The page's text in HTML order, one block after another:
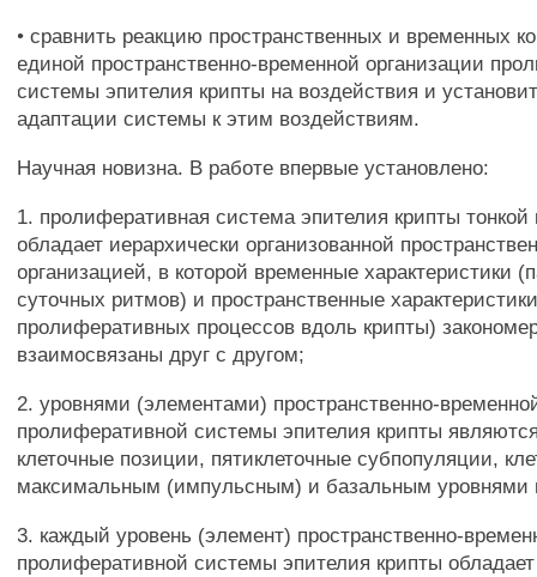
• сравнить реакцию пространственных и временных
единой пространственно-временной организации
системы эпителия крипты на воздействия и
адаптации системы к этим воздействиям.
Научная новизна. В работе впервые установлено:
1. пролиферативная система эпителия крипты
обладает иерархически организованной
организацией, в которой временные характеристики
суточных ритмов) и пространственные
пролиферативных процессов вдоль крипты)
взаимосвязаны друг с другом;
2. уровнями (элементами) пространственно-
пролиферативной системы эпителия крипты
клеточные позиции, пятиклеточные субпопуляции,
максимальным (импульсным) и базальным уровнями
3. каждый уровень (элемент) пространственно-
пролиферативной системы эпителия крипты